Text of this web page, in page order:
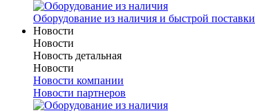
Оборудование из наличия и быстрой поставки
Новости
Новости
Новость детальная
Новости
Новости компании
Новости партнеров